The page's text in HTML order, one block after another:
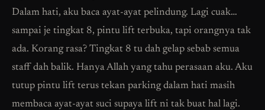
Dalam hati, aku baca ayat-ayat pelindung. Lagi cuak…
sampai je tingkat 8, pintu lift terbuka, tapi orangnya tak
ada. Korang rasa? Tingkat 8 tu dah gelap sebab semua
staff dah balik. Hanya Allah yang tahu perasaan aku. Aku
tutup pintu lift terus tekan parking dalam hati masih
membaca ayat-ayat suci supaya lift ni tak buat hal lagi.